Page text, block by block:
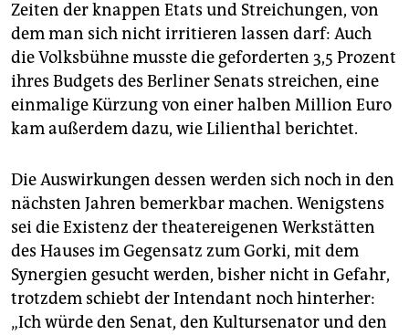
Zeiten der knappen Etats und Streichungen, von
dem man sich nicht irritieren lassen darf: Auch
die Volksbühne musste die geforderten 3,5 Prozent
ihres Budgets des Berliner Senats streichen, eine
einmalige Kürzung von einer halben Million Euro
kam außerdem dazu, wie Lilienthal berichtet.
Die Auswirkungen dessen werden sich noch in den
nächsten Jahren bemerkbar machen. Wenigstens
sei die Existenz der theatereigenen Werkstätten
des Hauses im Gegensatz zum Gorki, mit dem
Synergien gesucht werden, bisher nicht in Gefahr,
trotzdem schiebt der Intendant noch hinterher:
„Ich würde den Senat, den Kultursenator und den